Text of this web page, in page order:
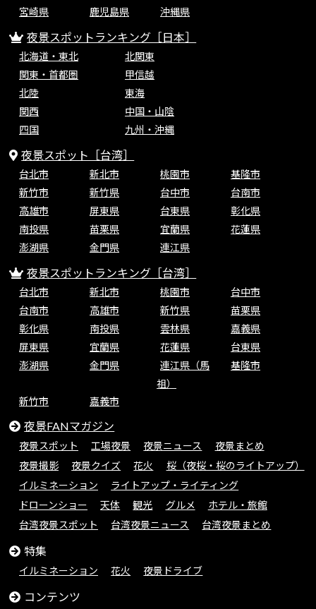
宮崎県
鹿児島県 沖縄県
夜景スポットランキング［日本］
北海道・東北
北関東
関東・首都圏
甲信越
北陸
東海
関西
中国・山陰
四国
九州・沖縄
夜景スポット［台湾］
台北市 新北市 桃園市
基隆市
新竹市
新竹県 台中市
台南市
高雄市
屏東県 台東県
彰化県
南投県
苗栗県 宜蘭県
花蓮県
澎湖県
金門県 連江県
夜景スポットランキング［台湾］
台北市 新北市 桃園市
台中市
台南市
高雄市 新竹県
苗栗県
彰化県
南投県 雲林県
嘉義県
屏東県
宜蘭県 花蓮県
台東県
澎湖県
金門県
連江県（馬
祖）
基隆市
新竹市 嘉義市
夜景FANマガジン
夜景スポット 工場夜景 夜景ニュース
夜景まとめ
夜景撮影
夜景クイズ 花火
桜（夜桜・桜のライトアップ）
イルミネーション
ライトアップ・ライティング
ドローンショー
天体 観光 グルメ
ホテル・旅館
台湾夜景スポット
台湾夜景ニュース 台湾夜景まとめ
特集
イルミネーション 花火 夜景ドライブ
コンテンツ